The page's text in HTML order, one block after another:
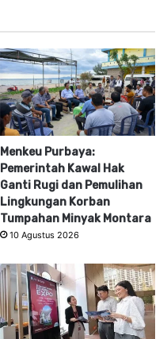
Menkeu Purbaya:
Pemerintah Kawal Hak
Ganti Rugi dan Pemulihan
Lingkungan Korban
Tumpahan Minyak Montara
10 Agustus 2026